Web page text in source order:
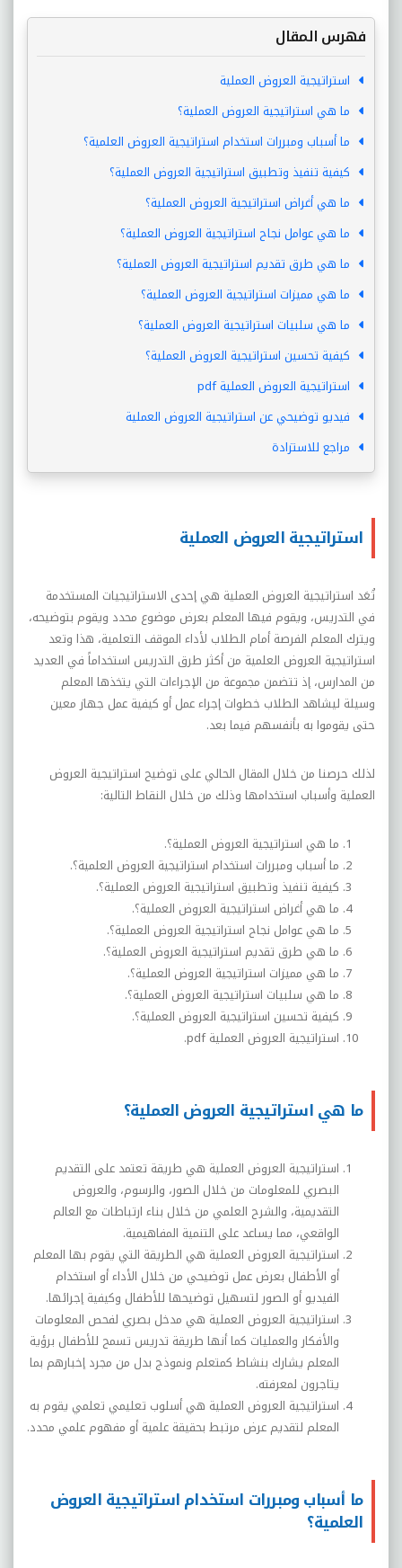
فهرس المقال
استراتيجية العروض العملية
ما هي استراتيجية العروض العملية؟
ما أسباب ومبررات استخدام استراتيجية العروض العلمية؟
كيفية تنفيذ وتطبيق استراتيجية العروض العملية؟
ما هي أغراض استراتيجية العروض العملية؟
ما هي عوامل نجاح استراتيجية العروض العملية؟
ما هي طرق تقديم استراتيجية العروض العملية؟
ما هي مميزات استراتيجية العروض العملية؟
ما هي سلبيات استراتيجية العروض العملية؟
كيفية تحسين استراتيجية العروض العملية؟
استراتيجية العروض العملية pdf
فيديو توضيحي عن استراتيجية العروض العملية
مراجع للاستزادة
استراتيجية العروض العملية
تُعَد استراتيجية العروض العملية هي إحدى الاستراتيجيات المستخدمة
في التدريس، ويقوم فيها المعلم بعرض موضوع محدد ويقوم بتوضيحه،
ويترك المعلم الفرصة أمام الطلاب لأداء الموقف التعلمية، هذا وتعد
استراتيجية العروض العلمية من أكثر طرق التدريس استخداماً في العديد
من المدارس، إذ تتضمن مجموعة من الإجراءات التي يتخذها المعلم
وسيلة ليشاهد الطلاب خطوات إجراء عمل أو كيفية عمل جهاز معين
حتى يقوموا به بأنفسهم فيما بعد.
لذلك حرصنا من خلال المقال الحالي على توضيح استراتيجية العروض
العملية وأسباب استخدامها وذلك من خلال النقاط التالية:
ما هي استراتيجية العروض العملية؟.
ما أسباب ومبررات استخدام استراتيجية العروض العلمية؟.
كيفية تنفيذ وتطبيق استراتيجية العروض العملية؟.
ما هي أغراض استراتيجية العروض العملية؟.
ما هي عوامل نجاح استراتيجية العروض العملية؟.
ما هي طرق تقديم استراتيجية العروض العملية؟.
ما هي مميزات استراتيجية العروض العملية؟.
ما هي سلبيات استراتيجية العروض العملية؟.
كيفية تحسين استراتيجية العروض العملية؟.
استراتيجية العروض العمليةpdf
.
ما هي استراتيجية العروض العملية؟
استراتيجية العروض العملية هي طريقة تعتمد على التقديم
البصري للمعلومات من خلال الصور، والرسوم، والعروض
التقديمية، والشرح العلمي من خلال بناء ارتباطات مع العالم
الواقعي، مما يساعد على التنمية المفاهيمية.
استراتيجية العروض العملية هي الطريقة التي يقوم بها المعلم
أو الأطفال بعرض عمل توضيحي من خلال الأداء أو استخدام
الفيديو أو الصور لتسهيل توضيحها للأطفال وكيفية إجرائها.
استراتيجية العروض العملية هي مدخل بصري لفحص المعلومات
والأفكار والعمليات كما أنها طريقة تدريس تسمح للأطفال برؤية
المعلم يشارك بنشاط كمتعلم ونموذج بدل من مجرد إخبارهم بما
يتاجرون لمعرفته.
استراتيجية العروض العملية هي أسلوب تعليمي تعلمي يقوم به
المعلم لتقديم عرض مرتبط بحقيقة علمية أو مفهوم علمي محدد.
ما أسباب ومبررات استخدام استراتيجية العروض
العلمية؟